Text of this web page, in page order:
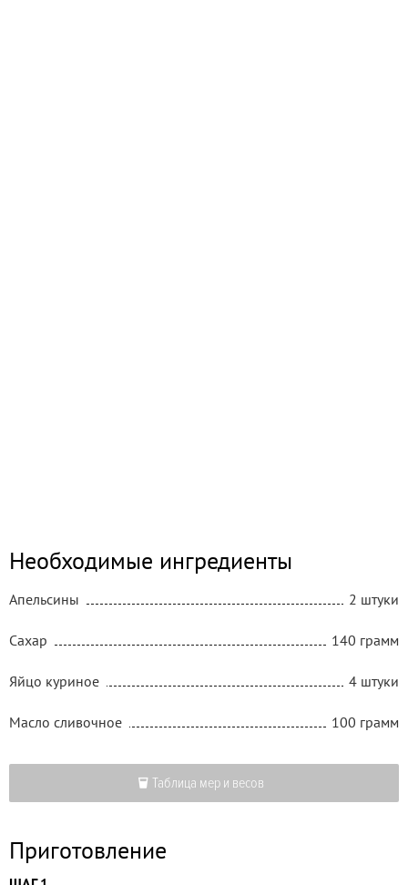
Необходимые ингредиенты
Апельсины 2 штуки
Сахар 140 грамм
Яйцо куриное 4 штуки
Масло сливочное 100 грамм
Таблица мер и весов
Приготовление